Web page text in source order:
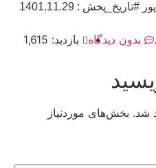
: 1401.11.29
بدون دیدگاه بازدید: 1,615
شد. بخش‌های موردنیاز